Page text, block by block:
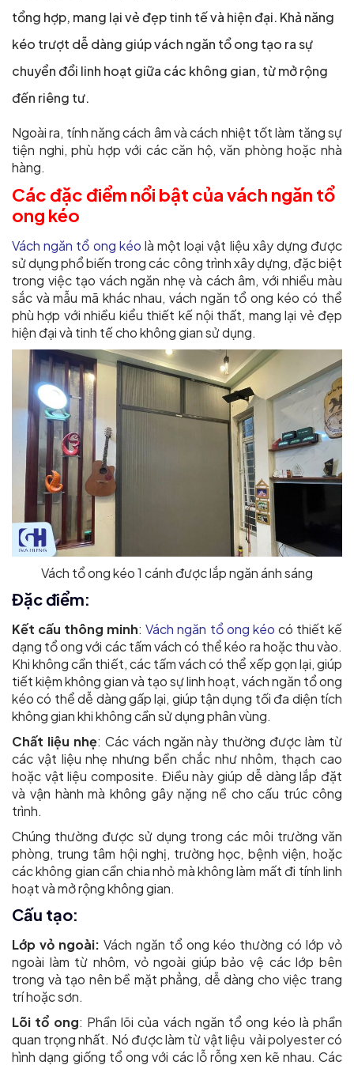
tổng hợp, mang lại vẻ đẹp tinh tế và hiện đại. Khả năng
kéo trượt dễ dàng giúp vách ngăn tổ ong tạo ra sự
chuyển đổi linh hoạt giữa các không gian, từ mở rộng
đến riêng tư.
Ngoài ra, tính năng cách âm và cách nhiệt tốt làm tăng sự
tiện nghi, phù hợp với các căn hộ, văn phòng hoặc nhà
hàng.
Các đặc điểm nổi bật của vách ngăn tổ
ong kéo
Vách ngăn tổ ong kéo là một loại vật liệu xây dựng được
sử dụng phổ biến trong các công trình xây dựng, đặc biệt
trong việc tạo vách ngăn nhẹ và cách âm, với nhiều màu
sắc và mẫu mã khác nhau, vách ngăn tổ ong kéo có thể
phù hợp với nhiều kiểu thiết kế nội thất, mang lại vẻ đẹp
hiện đại và tinh tế cho không gian sử dụng.
Vách tổ ong kéo 1 cánh được lắp ngăn ánh sáng
Đặc điểm:
Kết cấu thông minh:Vách ngăn tổ ong kéo có thiết kế
dạng tổ ong với các tấm vách có thể kéo ra hoặc thu vào.
Khi không cần thiết, các tấm vách có thể xếp gọn lại, giúp
tiết kiệm không gian và tạo sự linh hoạt, vách ngăn tổ ong
kéo có thể dễ dàng gấp lại, giúp tận dụng tối đa diện tích
không gian khi không cần sử dụng phân vùng.
Chất liệu nhẹ: Các vách ngăn này thường được làm từ
các vật liệu nhẹ nhưng bền chắc như nhôm, thạch cao
hoặc vật liệu composite. Điều này giúp dễ dàng lắp đặt
và vận hành mà không gây nặng nề cho cấu trúc công
trình.
Chúng thường được sử dụng trong các môi trường văn
phòng, trung tâm hội nghị, trường học, bệnh viện, hoặc
các không gian cần chia nhỏ mà không làm mất đi tính linh
hoạt và mở rộng không gian.
Cấu tạo:
Lớp vỏ ngoài: Vách ngăn tổ ong kéo thường có lớp vỏ
ngoài làm từ nhôm, vỏ ngoài giúp bảo vệ các lớp bên
trong và tạo nên bề mặt phẳng, dễ dàng cho việc trang
trí hoặc sơn.
Lõi tổ ong: Phần lõi của vách ngăn tổ ong kéo là phần
quan trọng nhất. Nó được làm từ vật liệu vải polyester có
hình dạng giống tổ ong với các lỗ rỗng xen kẽ nhau. Các